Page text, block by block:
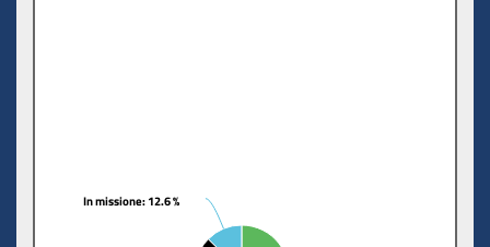
In missione: 12.6 %
In missione: 12.6 %